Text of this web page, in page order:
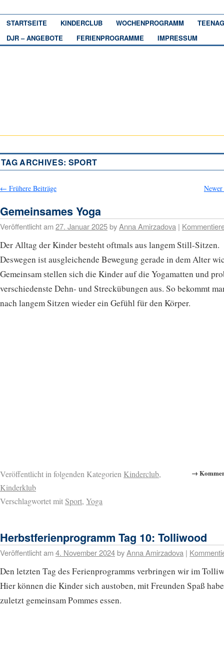
STARTSEITE KINDERCLUB WOCHENPROGRAMM
DJR – ANGEBOTE
FERIENPROGRAMME IMPRESSUM
TAG ARCHIVES: SPORT
← Frühere Beiträge
Gemeinsames Yoga
Veröffentlicht am27. Januar 2025byAnna Amirzadova |
Der Alltag der Kinder besteht oftmals aus langem Still-Sitzen.
Deswegen ist ausgleichende Bewegung gerade in dem Alter
Gemeinsam stellen sich die Kinder auf die Yogamatten und
verschiedenste Dehn- und Streckübungen aus. So bekommt
nach langem Sitzen wieder ein Gefühl für den Körper.
→
Veröffentlicht in folgenden Kategorien Kinderclub,
Kinderklub
Verschlagwortet mitSport, Yoga
Herbstferienprogramm Tag 10: Tolliwood
Veröffentlicht am4. November 2024byAnna Amirzadova |
Den letzten Tag des Ferienprogramms verbringen wir im
Hier können die Kinder sich austoben, mit Freunden Spaß
zuletzt gemeinsam Pommes essen.